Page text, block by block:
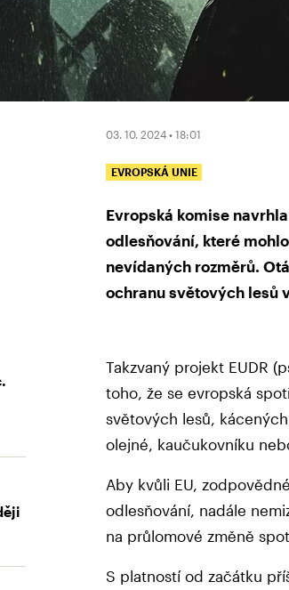
03. 10. 2024 • 18:01
EVROPSKÁ UNIE
Evropská komise
odlesňování, které
nevídaných rozměrů.
ochranu světových lesů
Takzvaný projekt EUDR
toho, že se evropská
světových lesů,
olejné, kaučukovníku
Aby kvůli EU,
odlesňování, nadále
na průlomové změně
S platností od začátku